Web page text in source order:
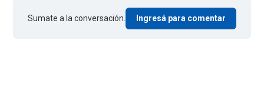
Sumate a la conversación. Ingresá para comentar